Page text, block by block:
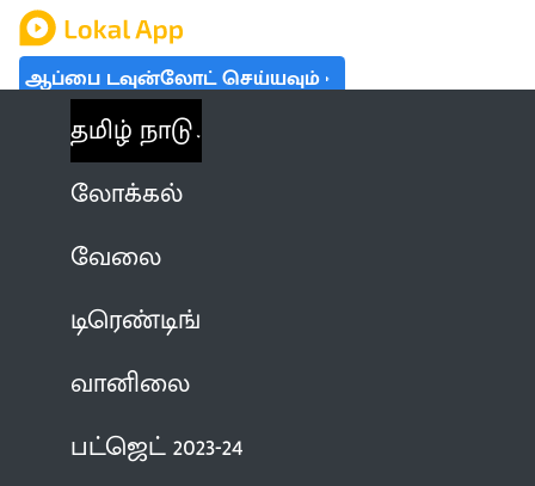
ஆப்பை டவுன்லோட் செய்யவும்
தமிழ் நாடு
லோக்கல்
வேலை
டிரெண்டிங்
வானிலை
பட்ஜெட் 2023-24